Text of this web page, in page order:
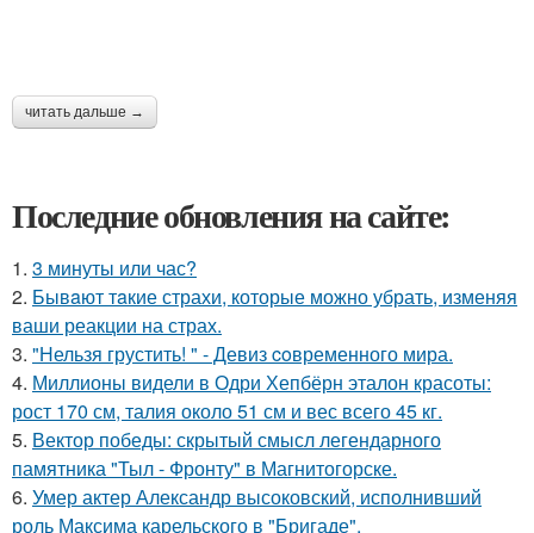
читать дальше →
Последние обновления на сайте:
1. 3 минуты или час?
2. Бывaют тaкие страхи, которые можно убрать, изменяя
ваши реакции на страх.
3. "Нельзя грустить! " - Девиз coвременного мира.
4. Миллионы видели в Одри Хепбёрн эталон красоты:
рост 170 см, талия около 51 см и вес всего 45 кг.
5. Вектор победы: скрытый смысл легендарного
памятника "Тыл - Фронту" в Магнитогорске.
6. Умер актер Александр высоковский, исполнивший
роль Максима карельского в "Бригаде".